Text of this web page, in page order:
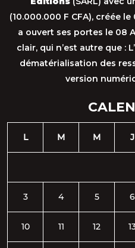
(10.000.000 F CFA), créée
a ouvert ses portes le 08
clair, qui n’est autre que :
dématérialisation des
version
L M M J
3 4 5 6
10 11 12